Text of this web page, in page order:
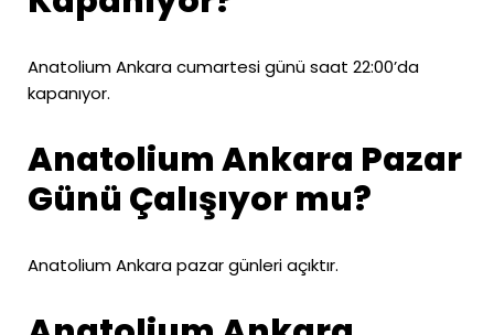
Anatolium Ankara cumartesi günü saat 22:00’da
kapanıyor.
Anatolium Ankara Pazar
Günü Çalışıyor mu?
Anatolium Ankara pazar günleri açıktır.